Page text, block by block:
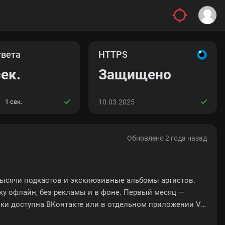
1 сек.
HTTPS
Защищено
10.03.2025
Обновлено 2 года назад
подкастов и эксклюзивные альбомы артистов.
офлайн, без рекламы и в фоне. Первый месяц —
доступна ВКонтакте или в отдельном приложении VK